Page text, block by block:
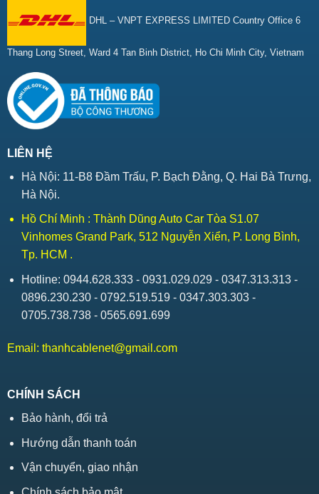
DHL – VNPT EXPRESS LIMITED Country Office 6
Thang Long Street, Ward 4 Tan Binh District, Ho Chi Minh City, Vietnam
LIÊN HỆ
Hà Nội: 11-B8 Đầm Trấu, P. Bạch Đằng, Q. Hai Bà Trưng,
Hà Nội.
Hồ Chí Minh : Thành Dũng Auto Car Tòa S1.07
Vinhomes Grand Park, 512 Nguyễn Xiển, P. Long Bình,
Tp. HCM .
Hotline: 0944.628.333 - 0931.029.029 - 0347.313.313 -
0896.230.230 - 0792.519.519 - 0347.303.303 -
0705.738.738 - 0565.691.699
Email: thanhcablenet@gmail.com
CHÍNH SÁCH
Bảo hành, đổi trả
Hướng dẫn thanh toán
Vận chuyển, giao nhận